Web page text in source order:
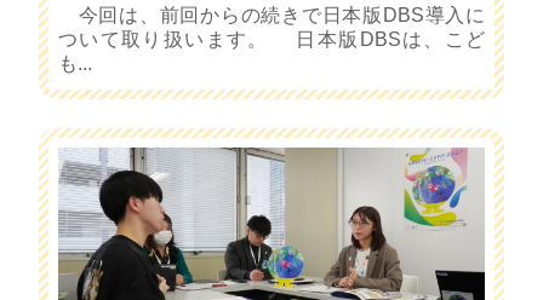
今回は、前回からの続きで日本版DBS導入に
ついて取り扱います。 日本版DBSは、こど
も...